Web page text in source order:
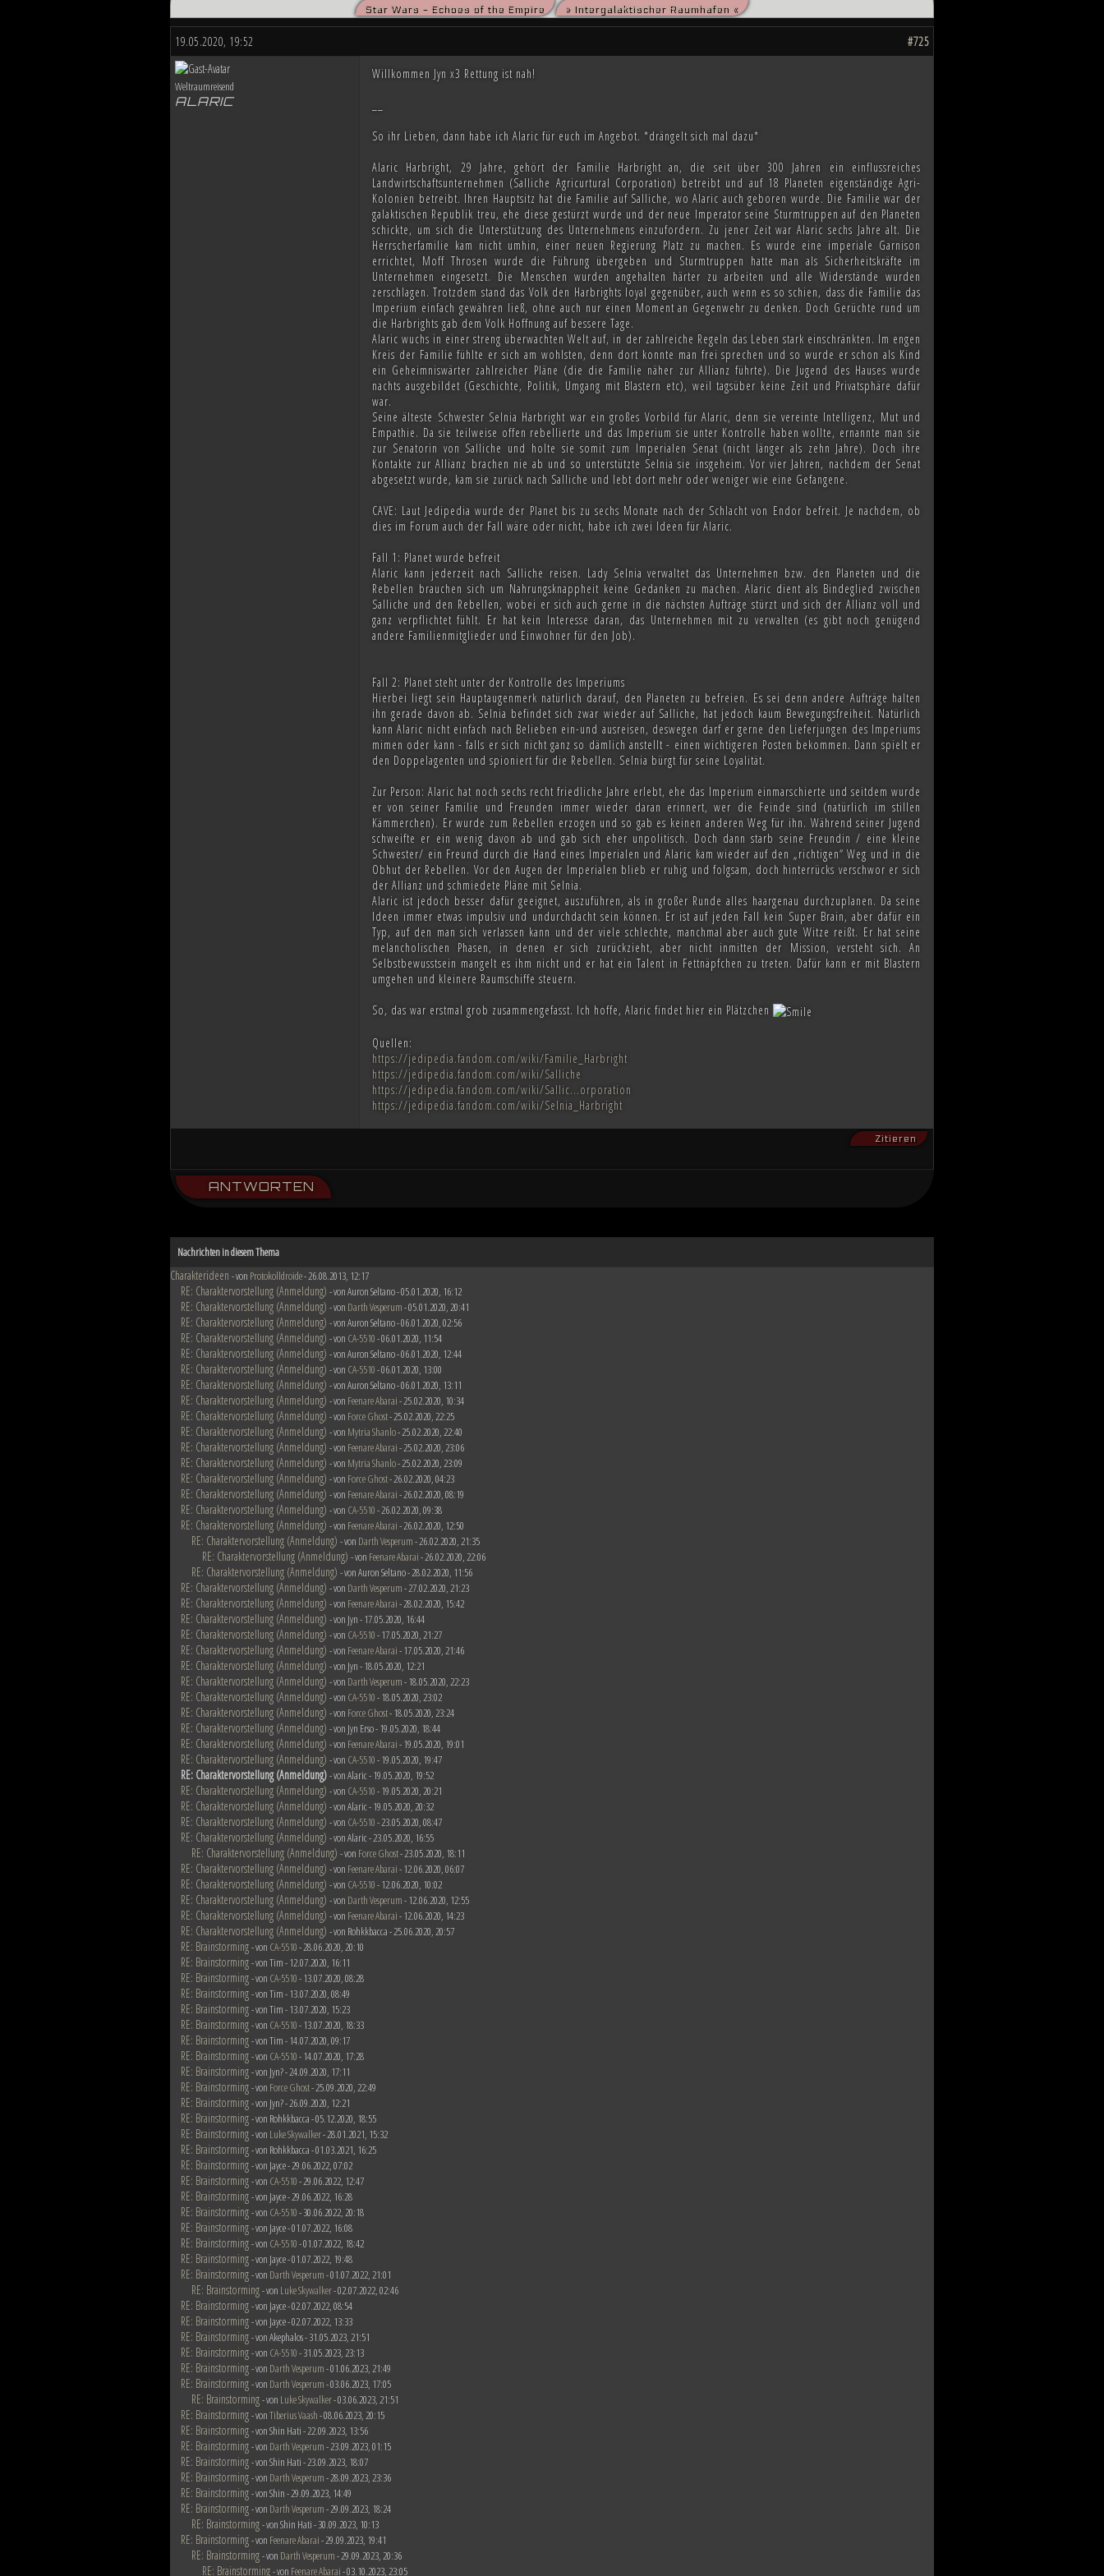
Düstere Zeiten ziehen auf. Während die kriegsmüden Bürger der Galaxis nach der Schlacht von Endor noch den Frieden herbeisehnten, scheint das Ende des Kampfes
nun in weiter Ferne. Der Entscheid um die Vorherrschaft in der Galaxis wird erst noch fallen und niemand vermag auch nur zu erahnen, wie die Zukunft von Millionen
von Planeten aussehen wird....
Star Wars - Echoes of the Empire » Intergalaktischer Raumhafen «
#725
19.05.2020, 19:52
Weltraumreisend
ALARIC
Willkommen Jyn x3 Rettung ist nah!
So ihr Lieben, dann habe ich Alaric für euch im Angebot. *drängelt sich mal dazu*
Alaric Harbright, 29 Jahre, gehört der Familie Harbright an, die seit über 300 Jahren ein einflussreiches
Landwirtschaftsunternehmen (Salliche Agricurtural Corporation) betreibt und auf 18 Planeten eigenständige Agri-
Kolonien betreibt. Ihren Hauptsitz hat die Familie auf Salliche, wo Alaric auch geboren wurde. Die Familie war der
galaktischen Republik treu, ehe diese gestürzt wurde und der neue Imperator seine Sturmtruppen auf den Planeten
schickte, um sich die Unterstützung des Unternehmens einzufordern. Zu jener Zeit war Alaric sechs Jahre alt. Die
Herrscherfamilie kam nicht umhin, einer neuen Regierung Platz zu machen. Es wurde eine imperiale Garnison
errichtet, Moff Throsen wurde die Führung übergeben und Sturmtruppen hatte man als Sicherheitskräfte im
Unternehmen eingesetzt. Die Menschen wurden angehalten härter zu arbeiten und alle Widerstände wurden
zerschlagen. Trotzdem stand das Volk den Harbrights loyal gegenüber, auch wenn es so schien, dass die Familie das
Imperium einfach gewähren ließ, ohne auch nur einen Moment an Gegenwehr zu denken. Doch Gerüchte rund um
die Harbrights gab dem Volk Hoffnung auf bessere Tage.
Alaric wuchs in einer streng überwachten Welt auf, in der zahlreiche Regeln das Leben stark einschränkten. Im engen
Kreis der Familie fühlte er sich am wohlsten, denn dort konnte man frei sprechen und so wurde er schon als Kind
ein Geheimniswärter zahlreicher Pläne (die die Familie näher zur Allianz führte). Die Jugend des Hauses wurde
nachts ausgebildet (Geschichte, Politik, Umgang mit Blastern etc), weil tagsüber keine Zeit und Privatsphäre dafür
war.
Seine älteste Schwester Selnia Harbright war ein großes Vorbild für Alaric, denn sie vereinte Intelligenz, Mut und
Empathie. Da sie teilweise offen rebellierte und das Imperium sie unter Kontrolle haben wollte, ernannte man sie
zur Senatorin von Salliche und holte sie somit zum Imperialen Senat (nicht länger als zehn Jahre). Doch ihre
Kontakte zur Allianz brachen nie ab und so unterstützte Selnia sie insgeheim. Vor vier Jahren, nachdem der Senat
abgesetzt wurde, kam sie zurück nach Salliche und lebt dort mehr oder weniger wie eine Gefangene.
CAVE: Laut Jedipedia wurde der Planet bis zu sechs Monate nach der Schlacht von Endor befreit. Je nachdem, ob
dies im Forum auch der Fall wäre oder nicht, habe ich zwei Ideen für Alaric.
Fall 1: Planet wurde befreit
Alaric kann jederzeit nach Salliche reisen. Lady Selnia verwaltet das Unternehmen bzw. den Planeten und die
Rebellen brauchen sich um Nahrungsknappheit keine Gedanken zu machen. Alaric dient als Bindeglied zwischen
Salliche und den Rebellen, wobei er sich auch gerne in die nächsten Aufträge stürzt und sich der Allianz voll und
ganz verpflichtet fühlt. Er hat kein Interesse daran, das Unternehmen mit zu verwalten (es gibt noch genügend
andere Familienmitglieder und Einwohner für den Job).
Fall 2: Planet steht unter der Kontrolle des Imperiums
Hierbei liegt sein Hauptaugenmerk natürlich darauf, den Planeten zu befreien. Es sei denn andere Aufträge halten
ihn gerade davon ab. Selnia befindet sich zwar wieder auf Salliche, hat jedoch kaum Bewegungsfreiheit. Natürlich
kann Alaric nicht einfach nach Belieben ein-und ausreisen, deswegen darf er gerne den Lieferjungen des Imperiums
mimen oder kann - falls er sich nicht ganz so dämlich anstellt - einen wichtigeren Posten bekommen. Dann spielt er
den Doppelagenten und spioniert für die Rebellen. Selnia bürgt für seine Loyalität.
Zur Person: Alaric hat noch sechs recht friedliche Jahre erlebt, ehe das Imperium einmarschierte und seitdem wurde
er von seiner Familie und Freunden immer wieder daran erinnert, wer die Feinde sind (natürlich im stillen
Kämmerchen). Er wurde zum Rebellen erzogen und so gab es keinen anderen Weg für ihn. Während seiner Jugend
schweifte er ein wenig davon ab und gab sich eher unpolitisch. Doch dann starb seine Freundin / eine kleine
Schwester/ ein Freund durch die Hand eines Imperialen und Alaric kam wieder auf den „richtigen“ Weg und in die
Obhut der Rebellen. Vor den Augen der Imperialen blieb er ruhig und folgsam, doch hinterrücks verschwor er sich
der Allianz und schmiedete Pläne mit Selnia.
Alaric ist jedoch besser dafür geeignet, auszuführen, als in großer Runde alles haargenau durchzuplanen. Da seine
Ideen immer etwas impulsiv und undurchdacht sein können. Er ist auf jeden Fall kein Super Brain, aber dafür ein
Typ, auf den man sich verlassen kann und der viele schlechte, manchmal aber auch gute Witze reißt. Er hat seine
melancholischen Phasen, in denen er sich zurückzieht, aber nicht inmitten der Mission, versteht sich. An
Selbstbewusstsein mangelt es ihm nicht und er hat ein Talent in Fettnäpfchen zu treten. Dafür kann er mit Blastern
umgehen und kleinere Raumschiffe steuern.
So, das war erstmal grob zusammengefasst. Ich hoffe, Alaric findet hier ein Plätzchen
Quellen:
https://jedipedia.fandom.com/wiki/Familie_Harbright
https://jedipedia.fandom.com/wiki/Salliche
https://jedipedia.fandom.com/wiki/Sallic...orporation
https://jedipedia.fandom.com/wiki/Selnia_Harbright
Zitieren
ANTWORTEN
Nachrichten in diesem Thema
Charakterideen - von Protokolldroide- 26.08.2013, 12:17
RE: Charaktervorstellung (Anmeldung) - von Auron Seltano - 05.01.2020, 16:12
RE: Charaktervorstellung (Anmeldung) - von Darth Vesperum- 05.01.2020, 20:41
RE: Charaktervorstellung (Anmeldung) - von Auron Seltano - 06.01.2020, 02:56
RE: Charaktervorstellung (Anmeldung) - von CA-5510- 06.01.2020, 11:54
RE: Charaktervorstellung (Anmeldung) - von Auron Seltano - 06.01.2020, 12:44
RE: Charaktervorstellung (Anmeldung) - von CA-5510- 06.01.2020, 13:00
RE: Charaktervorstellung (Anmeldung) - von Auron Seltano - 06.01.2020, 13:11
RE: Charaktervorstellung (Anmeldung) - von Feenare Abarai- 25.02.2020, 10:34
RE: Charaktervorstellung (Anmeldung) - von Force Ghost- 25.02.2020, 22:25
RE: Charaktervorstellung (Anmeldung) - von Mytria Shanlo- 25.02.2020, 22:40
RE: Charaktervorstellung (Anmeldung) - von Feenare Abarai- 25.02.2020, 23:06
RE: Charaktervorstellung (Anmeldung) - von Mytria Shanlo- 25.02.2020, 23:09
RE: Charaktervorstellung (Anmeldung) - von Force Ghost- 26.02.2020, 04:23
RE: Charaktervorstellung (Anmeldung) - von Feenare Abarai- 26.02.2020, 08:19
RE: Charaktervorstellung (Anmeldung) - von CA-5510- 26.02.2020, 09:38
RE: Charaktervorstellung (Anmeldung) - von Feenare Abarai- 26.02.2020, 12:50
RE: Charaktervorstellung (Anmeldung) - von Darth Vesperum- 26.02.2020, 21:35
RE: Charaktervorstellung (Anmeldung) - von Feenare Abarai- 26.02.2020, 22:06
RE: Charaktervorstellung (Anmeldung) - von Auron Seltano - 28.02.2020, 11:56
RE: Charaktervorstellung (Anmeldung) - von Darth Vesperum- 27.02.2020, 21:23
RE: Charaktervorstellung (Anmeldung) - von Feenare Abarai- 28.02.2020, 15:42
RE: Charaktervorstellung (Anmeldung) - von Jyn - 17.05.2020, 16:44
RE: Charaktervorstellung (Anmeldung) - von CA-5510- 17.05.2020, 21:27
RE: Charaktervorstellung (Anmeldung) - von Feenare Abarai- 17.05.2020, 21:46
RE: Charaktervorstellung (Anmeldung) - von Jyn - 18.05.2020, 12:21
RE: Charaktervorstellung (Anmeldung) - von Darth Vesperum- 18.05.2020, 22:23
RE: Charaktervorstellung (Anmeldung) - von CA-5510- 18.05.2020, 23:02
RE: Charaktervorstellung (Anmeldung) - von Force Ghost- 18.05.2020, 23:24
RE: Charaktervorstellung (Anmeldung) - von Jyn Erso - 19.05.2020, 18:44
RE: Charaktervorstellung (Anmeldung) - von Feenare Abarai- 19.05.2020, 19:01
RE: Charaktervorstellung (Anmeldung) - von CA-5510- 19.05.2020, 19:47
RE: Charaktervorstellung (Anmeldung)- von Alaric - 19.05.2020, 19:52
RE: Charaktervorstellung (Anmeldung) - von CA-5510- 19.05.2020, 20:21
RE: Charaktervorstellung (Anmeldung) - von Alaric - 19.05.2020, 20:32
RE: Charaktervorstellung (Anmeldung) - von CA-5510- 23.05.2020, 08:47
RE: Charaktervorstellung (Anmeldung) - von Alaric - 23.05.2020, 16:55
RE: Charaktervorstellung (Anmeldung) - von Force Ghost- 23.05.2020, 18:11
RE: Charaktervorstellung (Anmeldung) - von Feenare Abarai- 12.06.2020, 06:07
RE: Charaktervorstellung (Anmeldung) - von CA-5510- 12.06.2020, 10:02
RE: Charaktervorstellung (Anmeldung) - von Darth Vesperum- 12.06.2020, 12:55
RE: Charaktervorstellung (Anmeldung) - von Feenare Abarai- 12.06.2020, 14:23
RE: Charaktervorstellung (Anmeldung) - von Rohkkbacca - 25.06.2020, 20:57
RE: Brainstorming- von CA-5510- 28.06.2020, 20:10
RE: Brainstorming- von Tim - 12.07.2020, 16:11
RE: Brainstorming- von CA-5510- 13.07.2020, 08:28
RE: Brainstorming- von Tim - 13.07.2020, 08:49
RE: Brainstorming- von Tim - 13.07.2020, 15:23
RE: Brainstorming- von CA-5510- 13.07.2020, 18:33
RE: Brainstorming- von Tim - 14.07.2020, 09:17
RE: Brainstorming- von CA-5510- 14.07.2020, 17:28
RE: Brainstorming- von Jyn? - 24.09.2020, 17:11
RE: Brainstorming- von Force Ghost- 25.09.2020, 22:49
RE: Brainstorming- von Jyn? - 26.09.2020, 12:21
RE: Brainstorming- von Rohkkbacca - 05.12.2020, 18:55
RE: Brainstorming- von Luke Skywalker- 28.01.2021, 15:32
RE: Brainstorming- von Rohkkbacca - 01.03.2021, 16:25
RE: Brainstorming- von Jayce - 29.06.2022, 07:02
RE: Brainstorming- von CA-5510- 29.06.2022, 12:47
RE: Brainstorming- von Jayce - 29.06.2022, 16:28
RE: Brainstorming- von CA-5510- 30.06.2022, 20:18
RE: Brainstorming- von Jayce - 01.07.2022, 16:08
RE: Brainstorming- von CA-5510- 01.07.2022, 18:42
RE: Brainstorming- von Jayce - 01.07.2022, 19:48
RE: Brainstorming- von Darth Vesperum- 01.07.2022, 21:01
RE: Brainstorming- von Luke Skywalker- 02.07.2022, 02:46
RE: Brainstorming- von Jayce - 02.07.2022, 08:54
RE: Brainstorming- von Jayce - 02.07.2022, 13:33
RE: Brainstorming- von Akephalos - 31.05.2023, 21:51
RE: Brainstorming- von CA-5510- 31.05.2023, 23:13
RE: Brainstorming- von Darth Vesperum- 01.06.2023, 21:49
RE: Brainstorming- von Darth Vesperum- 03.06.2023, 17:05
RE: Brainstorming- von Luke Skywalker- 03.06.2023, 21:51
RE: Brainstorming- vonTiberius Vaash- 08.06.2023, 20:15
RE: Brainstorming- von Shin Hati - 22.09.2023, 13:56
RE: Brainstorming- von Darth Vesperum- 23.09.2023, 01:15
RE: Brainstorming- von Shin Hati - 23.09.2023, 18:07
RE: Brainstorming- von Darth Vesperum- 28.09.2023, 23:36
RE: Brainstorming- von Shin - 29.09.2023, 14:49
RE: Brainstorming- von Darth Vesperum- 29.09.2023, 18:24
RE: Brainstorming- von Shin Hati - 30.09.2023, 10:13
RE: Brainstorming- von Feenare Abarai- 29.09.2023, 19:41
RE: Brainstorming- von Darth Vesperum- 29.09.2023, 20:36
RE: Brainstorming- von Feenare Abarai- 03.10.2023, 23:05